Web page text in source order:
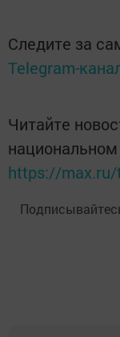
Следите за
Telegram-
Читайте
https://